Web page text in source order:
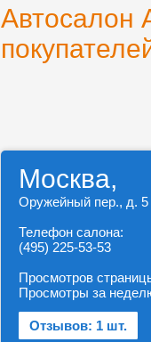
Автосалон
Москва,
Оружейный пер., д. 5
Телефон салона:
(495) 225-53-53
Просмотров
Просмотры за
Отзывов: 1 шт.